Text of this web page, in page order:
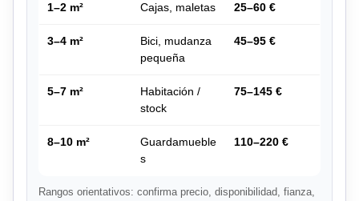
1–2 m² Cajas, maletas 25–60 €
3–4 m²
Bici, mudanza
pequeña
45–95 €
5–7 m²
Habitación /
stock
75–145 €
8–10 m²
Guardamueble
s
110–220 €
Rangos orientativos: confirma precio, disponibilidad, fianza,